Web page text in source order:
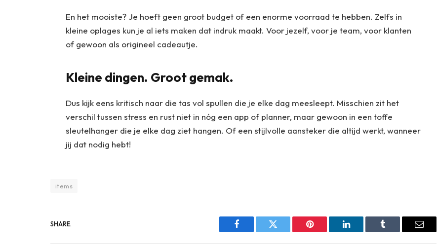
En het mooiste? Je hoeft geen groot budget of een enorme voorraad te hebben. Zelfs in
kleine oplages kun je al iets maken dat indruk maakt. Voor jezelf, voor je team, voor klanten
of gewoon als origineel cadeautje.
Kleine dingen. Groot gemak.
Dus kijk eens kritisch naar die tas vol spullen die je elke dag meesleept. Misschien zit het
verschil tussen stress en rust niet in nóg een app of planner, maar gewoon in een toffe
sleutelhanger die je elke dag ziet hangen. Of een stijlvolle aansteker die altijd werkt, wanneer
jij dat nodig hebt!
items
SHARE.
Facebook Twitter Pinterest LinkedIn Tumblr Email